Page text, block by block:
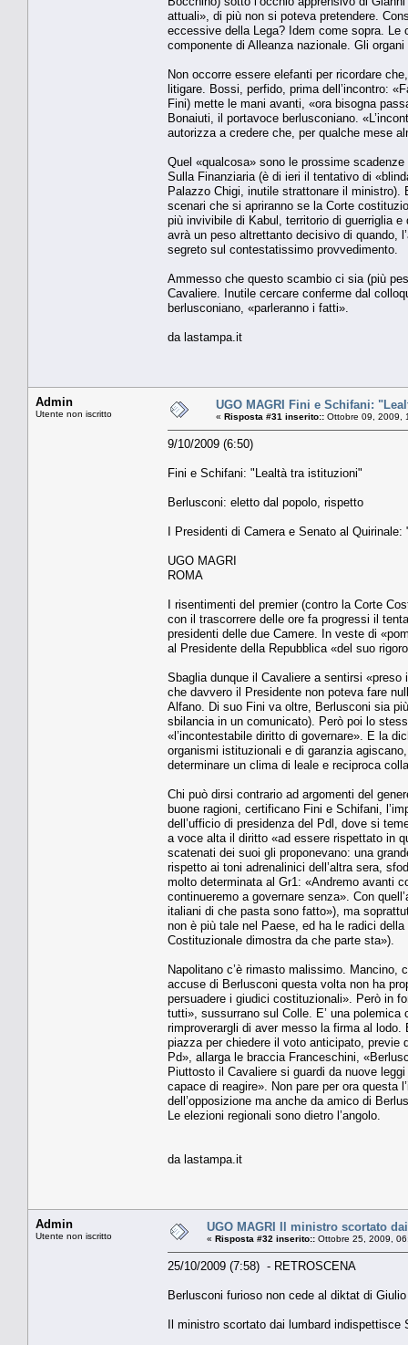
attuali», di più non si poteva pretendere.
eccessive della Lega? Idem come sopra. Le
componente di Alleanza nazionale. Gli
Non occorre essere elefanti per ricordare
litigare. Bossi, perfido, prima dell’incontro:
Fini) mette le mani avanti, «ora bisogna
Bonaiuti, il portavoce berlusconiano.
autorizza a credere che, per qualche mese
Quel «qualcosa» sono le prossime
Sulla Finanziaria (è di ieri il tentativo di
Palazzo Chigi, inutile strattonare il
scenari che si apriranno se la Corte
più invivibile di Kabul, territorio di guerriglia
avrà un peso altrettanto decisivo di quando,
segreto sul contestatissimo provvedimento.
Ammesso che questo scambio ci sia (più
Cavaliere. Inutile cercare conferme dal
berlusconiano, «parleranno i fatti».
da lastampa.it
Admin
Utente non iscritto
UGO MAGRI Fini e Schifani:
« Risposta #31 inserito:: Ottobre 09, 2009,
9/10/2009 (6:50)
Fini e Schifani: "Lealtà tra istituzioni"
Berlusconi: eletto dal popolo, rispetto
I Presidenti di Camera e Senato al
UGO MAGRI
ROMA
I risentimenti del premier (contro la Corte
con il trascorrere delle ore fa progressi il
presidenti delle due Camere. In veste di
al Presidente della Repubblica «del suo
Sbaglia dunque il Cavaliere a sentirsi
che davvero il Presidente non poteva fare
Alfano. Di suo Fini va oltre, Berlusconi sia
sbilancia in un comunicato). Però poi lo
«l’incontestabile diritto di governare». E la
organismi istituzionali e di garanzia
determinare un clima di leale e reciproca
Chi può dirsi contrario ad argomenti del
buone ragioni, certificano Fini e Schifani,
dell’ufficio di presidenza del Pdl, dove si
a voce alta il diritto «ad essere rispettato in
scatenati dei suoi gli proponevano: una
rispetto ai toni adrenalinici dell’altra sera,
molto determinata al Gr1: «Andremo avanti
continueremo a governare senza». Con
italiani di che pasta sono fatto»), ma
non è più tale nel Paese, ed ha le radici
Costituzionale dimostra da che parte sta»).
Napolitano c’è rimasto malissimo. Mancino,
accuse di Berlusconi questa volta non ha
persuadere i giudici costituzionali». Però in
tutti», sussurrano sul Colle. E’ una
rimproverargli di aver messo la firma al
piazza per chiedere il voto anticipato, previe
Pd», allarga le braccia Franceschini,
Piuttosto il Cavaliere si guardi da nuove
capace di reagire». Non pare per ora questa
dell’opposizione ma anche da amico di
Le elezioni regionali sono dietro l’angolo.
da lastampa.it
Admin
Utente non iscritto
UGO MAGRI Il ministro scortato
« Risposta #32 inserito:: Ottobre 25, 2009,
25/10/2009 (7:58) - RETROSCENA
Berlusconi furioso non cede al diktat di
Il ministro scortato dai lumbard indispettisce